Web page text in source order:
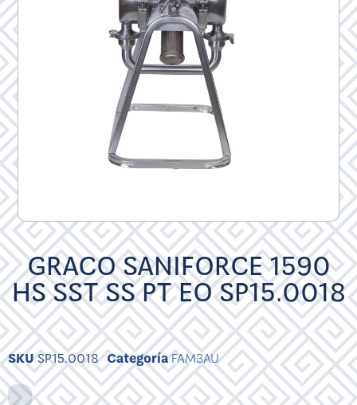
GRACO SANIFORCE 1590
HS SST SS PT EO SP15.0018
SKUSP15.0018 CategoríaFAM3AU